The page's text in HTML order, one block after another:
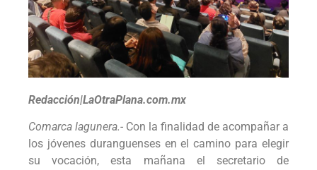
Redacción|LaOtraPlana.com.mx
Comarca lagunera.- Con la finalidad de acompañar a
los jóvenes duranguenses en el camino para elegir
su vocación, esta mañana el secretario de